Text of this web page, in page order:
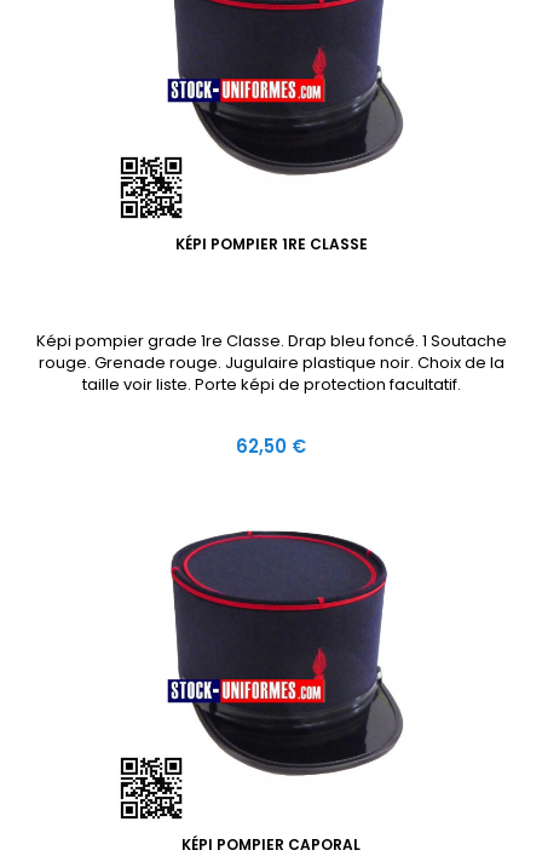
KÉPI POMPIER 1RE CLASSE
Képi pompier grade 1re Classe. Drap bleu foncé. 1 Soutache
rouge. Grenade rouge. Jugulaire plastique noir. Choix de la
taille voir liste. Porte képi de protection facultatif.
Prix
62,50 €
KÉPI POMPIER CAPORAL